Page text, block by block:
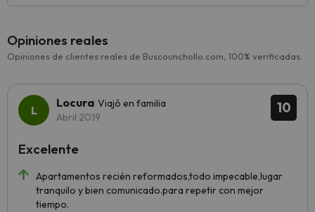
Opiniones reales
Opiniones de clientes reales de Buscounchollo.com, 100% verificadas.
10
Locura Viajó en familia
Abril 2019
Apartamentos recién reformados,todo impecable,lugar
tranquilo y bien comunicado.para repetir con mejor
tiempo.
Excelente